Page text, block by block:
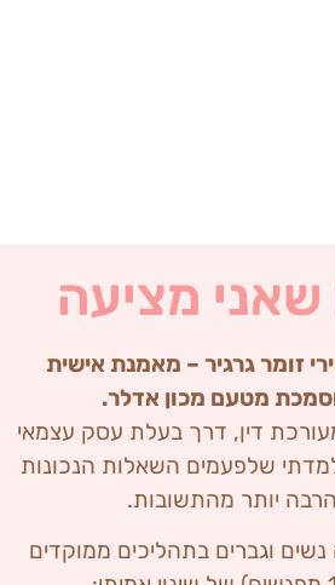
שאני מציעה
זומר גרגיר – מאמנת אישית
מטעם מכון אדלר.
דין, דרך בעלת עסק עצמאי
שלפעמים השאלות הנכונות
יותר מהתשובות.
וגברים בתהליכים ממוקדים